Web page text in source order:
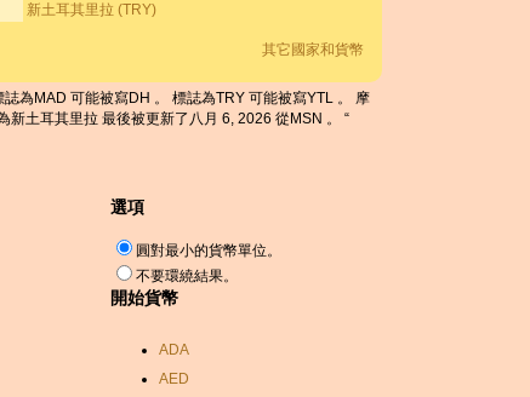
新土耳其里拉 (TRY)
其它國家和貨幣
為MAD 可能被寫DH 。 標誌為TRY 可能被寫YTL 。 摩
土耳其里拉 最後被更新了八月 6, 2026 從MSN 。 “
選項
圓對最小的貨幣單位。
不要環繞結果。
開始貨幣
ADA
AED